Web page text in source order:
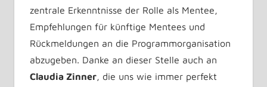
zentrale Erkenntnisse der Rolle als Mentee,
Empfehlungen für künftige Mentees und
Rückmeldungen an die Programmorganisation
abzugeben. Danke an dieser Stelle auch an
Claudia Zinner, die uns wie immer perfekt